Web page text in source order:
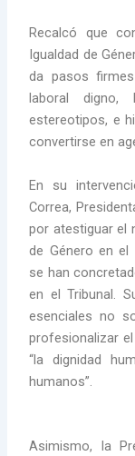
Recalcó que
Igualdad de
da pasos
laboral digno,
estereotipos, e
convertirse en
En su
Correa,
por atestiguar el
de Género en el
se han
en el Tribunal.
esenciales no
profesionalizar
“la dignidad
humanos”.
Asimismo, la